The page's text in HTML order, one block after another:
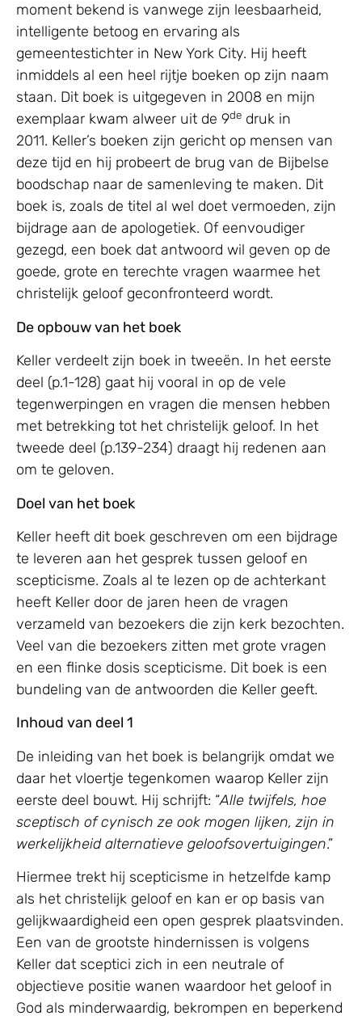
moment bekend is vanwege zijn leesbaarheid,
intelligente betoog en ervaring als
gemeentestichter in New York City. Hij heeft
inmiddels al een heel rijtje boeken op zijn naam
staan. Dit boek is uitgegeven in 2008 en mijn
exemplaar kwam alweer uit de 9de druk in
2011. Keller’s boeken zijn gericht op mensen van
deze tijd en hij probeert de brug van de Bijbelse
boodschap naar de samenleving te maken. Dit
boek is, zoals de titel al wel doet vermoeden, zijn
bijdrage aan de apologetiek. Of eenvoudiger
gezegd, een boek dat antwoord wil geven op de
goede, grote en terechte vragen waarmee het
christelijk geloof geconfronteerd wordt.
De opbouw van het boek
Keller verdeelt zijn boek in tweeën. In het eerste
deel (p.1-128) gaat hij vooral in op de vele
tegenwerpingen en vragen die mensen hebben
met betrekking tot het christelijk geloof. In het
tweede deel (p.139-234) draagt hij redenen aan
om te geloven.
Doel van het boek
Keller heeft dit boek geschreven om een bijdrage
te leveren aan het gesprek tussen geloof en
scepticisme. Zoals al te lezen op de achterkant
heeft Keller door de jaren heen de vragen
verzameld van bezoekers die zijn kerk bezochten.
Veel van die bezoekers zitten met grote vragen
en een flinke dosis scepticisme. Dit boek is een
bundeling van de antwoorden die Keller geeft.
Inhoud van deel 1
De inleiding van het boek is belangrijk omdat we
daar het vloertje tegenkomen waarop Keller zijn
eerste deel bouwt. Hij schrijft: “Alle twijfels, hoe
sceptisch of cynisch ze ook mogen lijken, zijn in
werkelijkheid alternatieve geloofsovertuigingen.”
Hiermee trekt hij scepticisme in hetzelfde kamp
als het christelijk geloof en kan er op basis van
gelijkwaardigheid een open gesprek plaatsvinden.
Een van de grootste hindernissen is volgens
Keller dat sceptici zich in een neutrale of
objectieve positie wanen waardoor het geloof in
God als minderwaardig, bekrompen en beperkend